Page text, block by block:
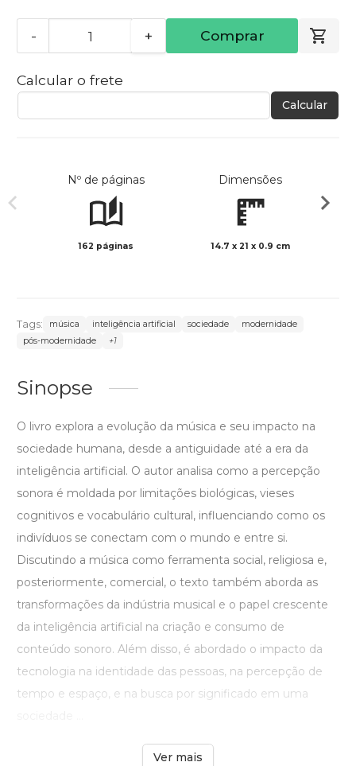
- + Comprar
Calcular o frete
Calcular
Nº de páginas
162 páginas
Dimensões
14.7 x 21 x 0.9 cm
Tags: música inteligência artificial sociedade
modernidade
pós-modernidade
+1
Sinopse
O livro explora a evolução da música e seu impacto na
sociedade humana, desde a antiguidade até a era da
inteligência artificial. O autor analisa como a percepção
sonora é moldada por limitações biológicas, vieses
cognitivos e vocabulário cultural, influenciando como os
indivíduos se conectam com o mundo e entre si.
Discutindo a música como ferramenta social, religiosa e,
posteriormente, comercial, o texto também aborda as
transformações da indústria musical e o papel crescente
da inteligência artificial na criação e consumo de
conteúdo sonoro. Além disso, é abordado o impacto da
tecnologia na identidade das pessoas, na percepção de
tempo e espaço, e na busca por significado em uma
Ver mais